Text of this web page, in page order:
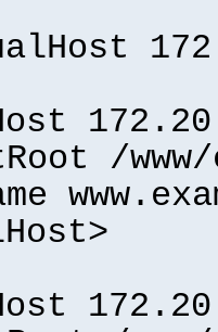
/